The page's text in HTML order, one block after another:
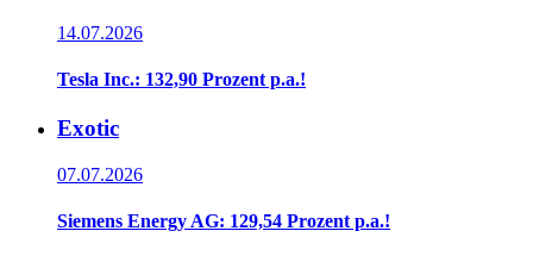
14.07.2026
Tesla Inc.: 132,90 Prozent p.a.!
Exotic
07.07.2026
Siemens Energy AG: 129,54 Prozent p.a.!